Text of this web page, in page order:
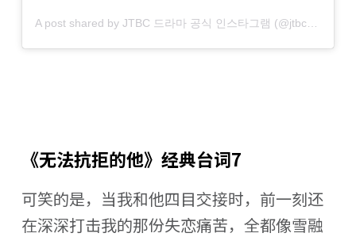
A post shared by JTBC 드라마 공식 인스타그램 (@jtbcdrama)
《无法抗拒的他》经典台词7
可笑的是，当我和他四目交接时，前一刻还
在深深打击我的那份失恋痛苦，全都像雪融